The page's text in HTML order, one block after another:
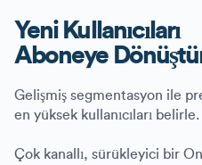
Yeni Kullanıcıları
Aboneye
Gelişmiş segmentasyon ile
en yüksek kullanıcıları belirle.
Çok kanallı, sürükleyici bir